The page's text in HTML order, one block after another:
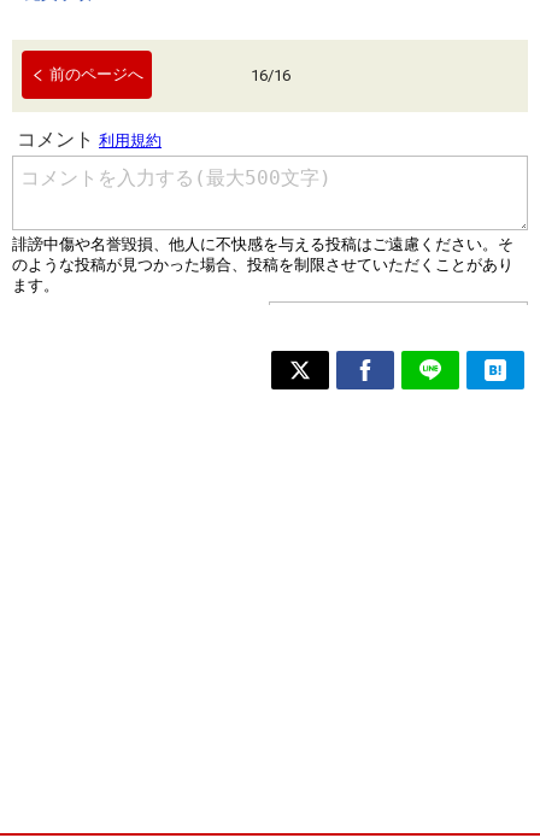
前のページへ 16/16